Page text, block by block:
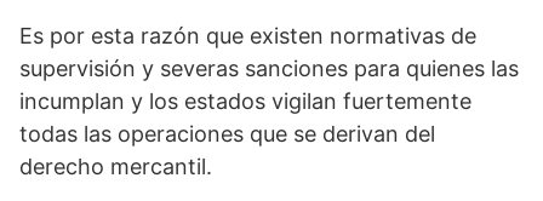
Es por esta razón que existen normativas de
supervisión y severas sanciones para quienes las
incumplan y los estados vigilan fuertemente
todas las operaciones que se derivan del
derecho mercantil.